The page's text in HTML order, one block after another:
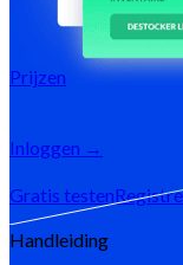
Prijzen
Inloggen →
Gratis testen
Handleiding